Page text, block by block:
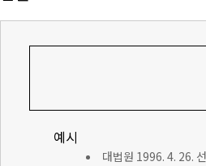
예시
대법원 1996. 4. 26.